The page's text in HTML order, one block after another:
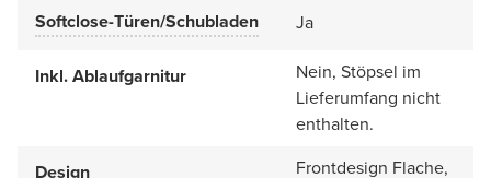
Softclose-Türen/Schubladen Ja
Inkl. Ablaufgarnitur
Nein, Stöpsel im
Lieferumfang nicht
enthalten.
Design
Frontdesign Flache,